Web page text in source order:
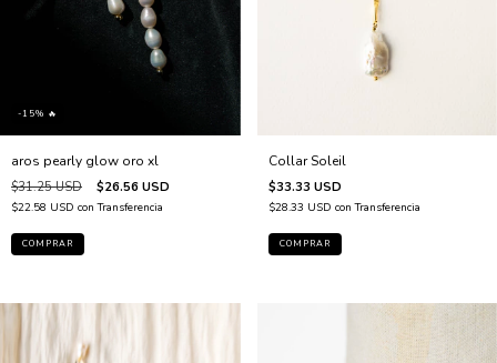
-15% 🔥
aros pearly glow oro xl
$31.25 USD $26.56 USD
$22.58 USD con Transferencia
Collar Soleil
$33.33 USD
$28.33 USD con Transferencia